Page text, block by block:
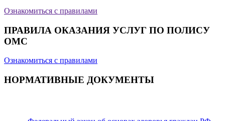
Ознакомиться с правилами
ПРАВИЛА ОКАЗАНИЯ УСЛУГ ПО ПОЛИСУ
ОМС
Ознакомиться с правилами
НОРМАТИВНЫЕ ДОКУМЕНТЫ